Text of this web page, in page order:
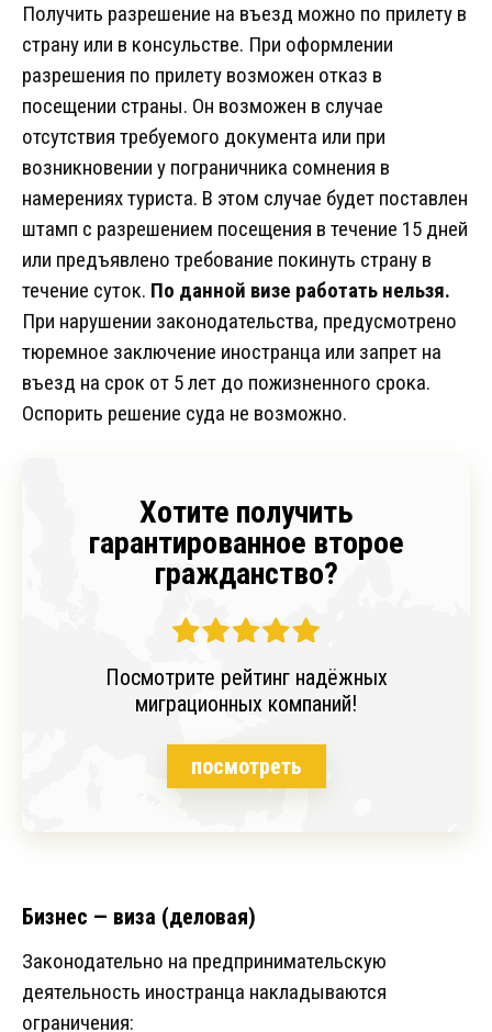
Получить разрешение на въезд можно по прилету в
страну или в консульстве. При оформлении
разрешения по прилету возможен отказ в
посещении страны. Он возможен в случае
отсутствия требуемого документа или при
возникновении у пограничника сомнения в
намерениях туриста. В этом случае будет поставлен
штамп с разрешением посещения в течение 15 дней
или предъявлено требование покинуть страну в
течение суток. По данной визе работать нельзя.
При нарушении законодательства, предусмотрено
тюремное заключение иностранца или запрет на
въезд на срок от 5 лет до пожизненного срока.
Оспорить решение суда не возможно.
Хотите получить
гарантированное второе
гражданство?
Посмотрите рейтинг надёжных
миграционных компаний!
посмотреть
Бизнес — виза (деловая)
Законодательно на предпринимательскую
деятельность иностранца накладываются
ограничения: